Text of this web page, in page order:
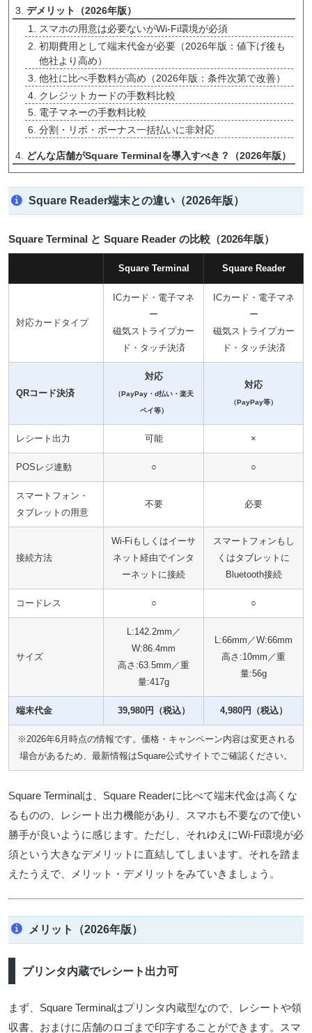
デメリット（2026年版）
スマホの用意は必要ないがWi-Fi環境が必須
初期費用として端末代金が必要（2026年版：値下げ後も
他社より高め）
他社に比べ手数料が高め（2026年版：条件次第で改善）
クレジットカードの手数料比較
電子マネーの手数料比較
分割・リボ・ボーナス一括払いに非対応
どんな店舗がSquare Terminalを導入すべき？（2026年版）
Square Reader端末との違い（2026年版）
Square Terminal と Square Reader の比較（2026年版）
Square Terminal Square Reader
対応カードタイプ
ICカード・電子マネ
ー
磁気ストライプカー
ド・タッチ決済
ICカード・電子マネ
ー
磁気ストライプカー
ド・タッチ決済
QRコード決済
対応
（PayPay・d払い・楽天
ペイ等）
対応
（PayPay等）
レシート出力 可能 ×
POSレジ連動 ○ ○
スマートフォン・
タブレットの用意
不要 必要
接続方法
Wi-Fiもしくはイーサ
ネット経由でインタ
ーネットに接続
スマートフォンもし
くはタブレットに
Bluetooth接続
コードレス ○ ○
サイズ
L:142.2mm／
W:86.4mm
高さ:63.5mm／重
量:417g
L:66mm／W:66mm
高さ:10mm／重
量:56g
端末代金 39,980円（税込） 4,980円（税込）
※2026年6月時点の情報です。価格・キャンペーン内容は変更される
場合があるため、最新情報はSquare公式サイトでご確認ください。
Square Terminalは、Square Readerに比べて端末代金は高くな
るものの、レシート出力機能があり、スマホも不要なので使い
勝手が良いように感じます。ただし、それゆえにWi-Fi環境が必
須という大きなデメリットに直結してしまいます。それを踏ま
えたうえで、メリット・デメリットをみていきましょう。
メリット（2026年版）
プリンタ内蔵でレシート出力可
まず、Square Terminalはプリンタ内蔵型なので、レシートや領
収書、おまけに店舗のロゴまで印字することができます。スマ